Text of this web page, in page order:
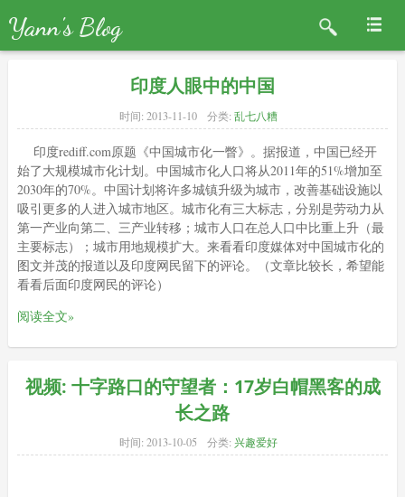
Yann's Blog
印度人眼中的中国
时间:2013-11-10 分类:乱七八糟
印度rediff.com原题《中国城市化一瞥》。据报道，中国已经开
始了大规模城市化计划。中国城市化人口将从2011年的51%增加至
2030年的70%。中国计划将许多城镇升级为城市，改善基础设施以
吸引更多的人进入城市地区。城市化有三大标志，分别是劳动力从
第一产业向第二、三产业转移；城市人口在总人口中比重上升（最
主要标志）；城市用地规模扩大。来看看印度媒体对中国城市化的
图文并茂的报道以及印度网民留下的评论。（文章比较长，希望能
看看后面印度网民的评论）
阅读全文»
视频: 十字路口的守望者：17岁白帽黑客的成
长之路
时间:2013-10-05 分类:兴趣爱好